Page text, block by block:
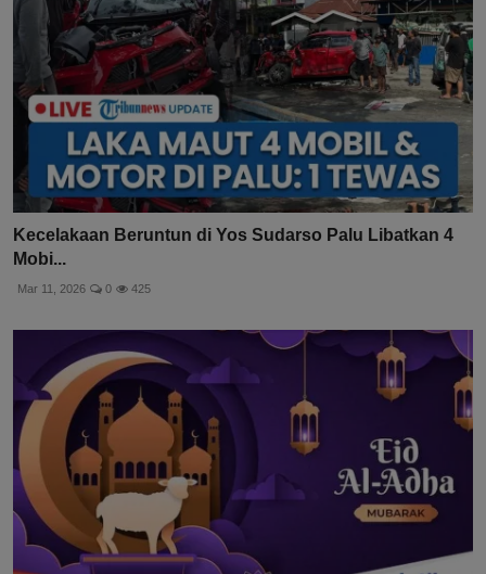
Kecelakaan Beruntun di Yos Sudarso Palu Libatkan 4
Mobi...
Mar 11, 2026 0 425